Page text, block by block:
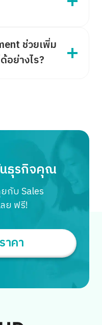
ช่วยเพิ่ม
อย่างไร?
นธุรกิจคุณ
กับ Sales
ย ฟรี!
าคา